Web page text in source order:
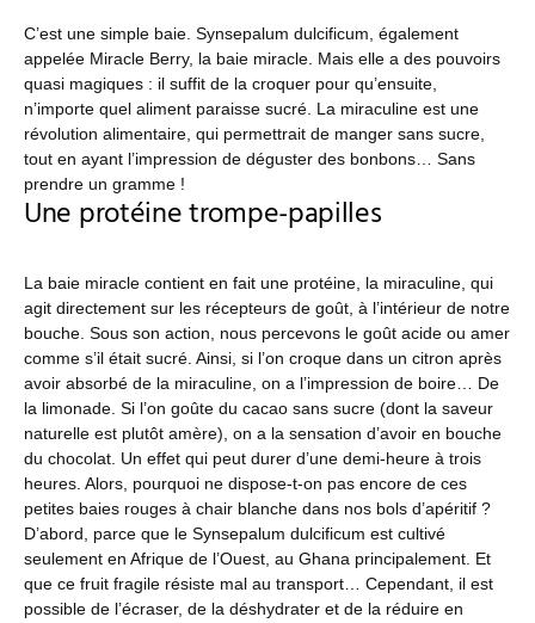
C’est une simple baie. Synsepalum dulcificum, également
appelée Miracle Berry, la baie miracle. Mais elle a des pouvoirs
quasi magiques : il suffit de la croquer pour qu’ensuite,
n’importe quel aliment paraisse sucré. La miraculine est une
révolution alimentaire, qui permettrait de manger sans sucre,
tout en ayant l’impression de déguster des bonbons… Sans
prendre un gramme !
Une protéine trompe-papilles
La baie miracle contient en fait une protéine, la miraculine, qui
agit directement sur les récepteurs de goût, à l’intérieur de notre
bouche. Sous son action, nous percevons le goût acide ou amer
comme s’il était sucré. Ainsi, si l’on croque dans un citron après
avoir absorbé de la miraculine, on a l’impression de boire… De
la limonade. Si l’on goûte du cacao sans sucre (dont la saveur
naturelle est plutôt amère), on a la sensation d’avoir en bouche
du chocolat. Un effet qui peut durer d’une demi-heure à trois
heures. Alors, pourquoi ne dispose-t-on pas encore de ces
petites baies rouges à chair blanche dans nos bols d’apéritif ?
D’abord, parce que le Synsepalum dulcificum est cultivé
seulement en Afrique de l’Ouest, au Ghana principalement. Et
que ce fruit fragile résiste mal au transport… Cependant, il est
possible de l’écraser, de la déshydrater et de la réduire en